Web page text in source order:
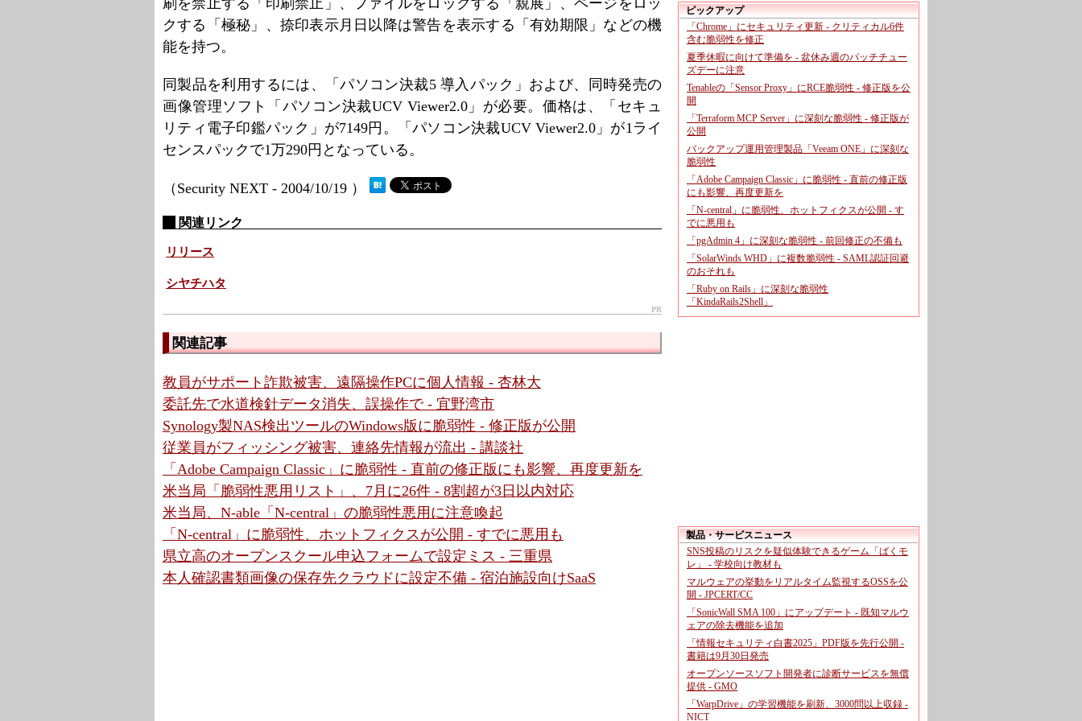
刷を禁止する「印刷禁止」、ファイルをロックする「親展」、ページをロッ
クする「極秘」、捺印表示月日以降は警告を表示する「有効期限」などの機
能を持つ。
同製品を利用するには、「パソコン決裁5 導入パック」および、同時発売の
画像管理ソフト「パソコン決裁UCV Viewer2.0」が必要。価格は、「セキュ
リティ電子印鑑パック」が7149円。「パソコン決裁UCV Viewer2.0」が1ライ
センスパックで1万290円となっている。
（Security NEXT - 2004/10/19 ）
関連リンク
リリース
シヤチハタ
PR
関連記事
教員がサポート詐欺被害、遠隔操作PCに個人情報 - 杏林大
委託先で水道検針データ消失、誤操作で - 宜野湾市
Synology製NAS検出ツールのWindows版に脆弱性 - 修正版が公開
従業員がフィッシング被害、連絡先情報が流出 - 講談社
「Adobe Campaign Classic」に脆弱性 - 直前の修正版にも影響、再度更新を
米当局「脆弱性悪用リスト」、7月に26件 - 8割超が3日以内対応
米当局、N-able「N-central」の脆弱性悪用に注意喚起
「N-central」に脆弱性、ホットフィクスが公開 - すでに悪用も
県立高のオープンスクール申込フォームで設定ミス - 三重県
本人確認書類画像の保存先クラウドに設定不備 - 宿泊施設向けSaaS
ピックアップ
「Chrome」にセキュリティ更新 - クリティカル6件
含む脆弱性を修正
夏季休暇に向けて準備を - 盆休み週のパッチチュー
ズデーに注意
Tenableの「Sensor Proxy」にRCE脆弱性 - 修正版を公
開
「Terraform MCP Server」に深刻な脆弱性 - 修正版が
公開
バックアップ運用管理製品「Veeam ONE」に深刻な
脆弱性
「Adobe Campaign Classic」に脆弱性 - 直前の修正版
にも影響、再度更新を
「N-central」に脆弱性、ホットフィクスが公開 - す
でに悪用も
「pgAdmin 4」に深刻な脆弱性 - 前回修正の不備も
「SolarWinds WHD」に複数脆弱性 - SAML認証回避
のおそれも
「Ruby on Rails」に深刻な脆弱性
「KindaRails2Shell」
製品・サービスニュース
SNS投稿のリスクを疑似体験できるゲーム「ばくモ
レ」 - 学校向け教材も
マルウェアの挙動をリアルタイム監視するOSSを公
開 - JPCERT/CC
「SonicWall SMA 100」にアップデート - 既知マルウ
ェアの除去機能を追加
「情報セキュリティ白書2025」PDF版を先行公開 -
書籍は9月30日発売
オープンソースソフト開発者に診断サービスを無償
提供 - GMO
「WarpDrive」の学習機能を刷新、3000問以上収録 -
NICT